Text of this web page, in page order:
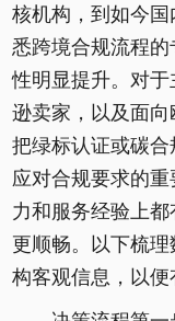
核机构，到如今
悉跨境合规流程
性明显提升。对
逊卖家，以及面向
把绿标认证或碳合
应对合规要求的
力和服务经验上
更顺畅。以下梳
构客观信息，以